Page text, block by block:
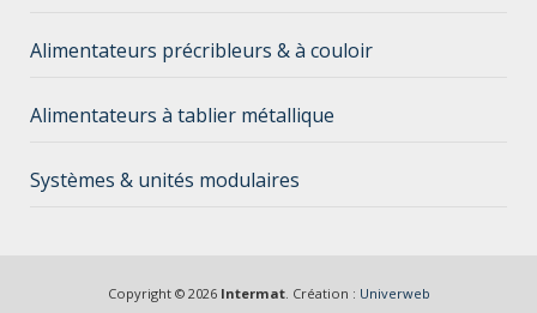
Alimentateurs précribleurs & à couloir
Alimentateurs à tablier métallique
Systèmes & unités modulaires
Copyright © 2026 Intermat. Création : Univerweb